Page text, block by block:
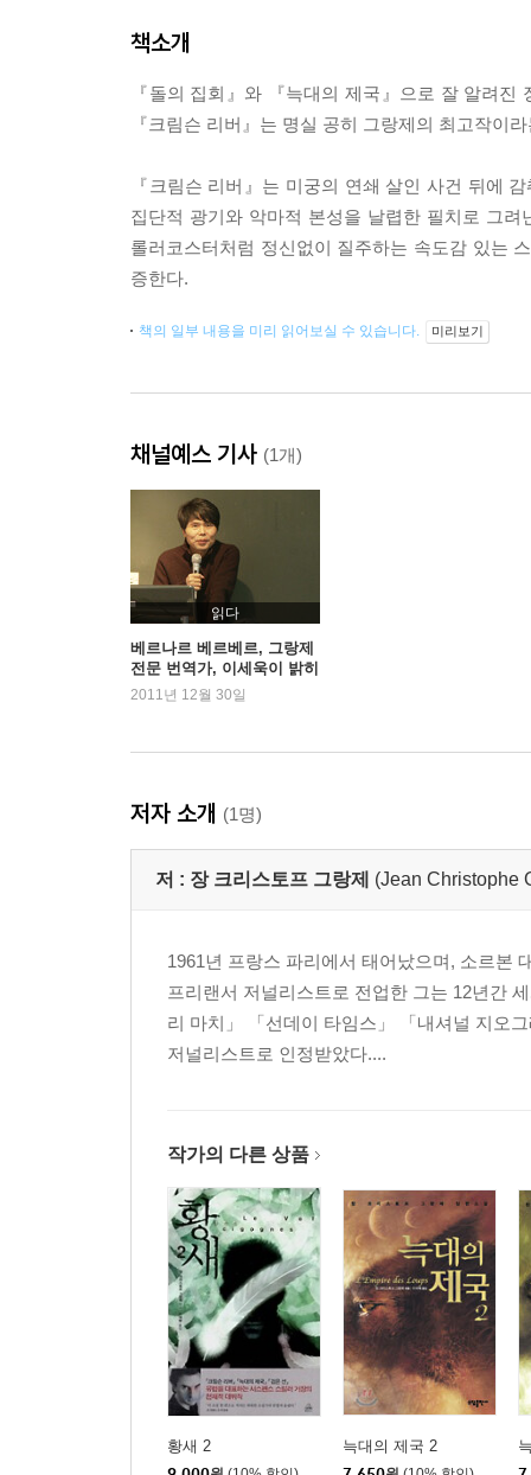
책소개
『돌의 집회』와 『늑대의 제국』으로 잘 알려
『크림슨 리버』는 명실 공히 그랑제의 최고작이
『크림슨 리버』는 미궁의 연쇄 살인 사건 뒤에
집단적 광기와 악마적 본성을 날렵한 필치로 그
롤러코스터처럼 정신없이 질주하는 속도감 있는
증한다.
책의 일부 내용을 미리 읽어보실 수 있습니다. 미리보기
채널예스 기사 (1개)
읽다
베르나르 베르베르, 그랑제
전문 번역가, 이세욱이 밝히
는 번역의 비법?!
2011년 12월 30일
저자 소개 (1명)
저 : 장 크리스토프 그랑제 (Jean Christophe
1961년 프랑스 파리에서 태어났으며, 소르본
프리랜서 저널리스트로 전업한 그는 12년간
리 마치」 「선데이 타임스」 「내셔널 지오
저널리스트로 인정받았다....
작가의 다른 상품
황새 2 늑대의 제국 2